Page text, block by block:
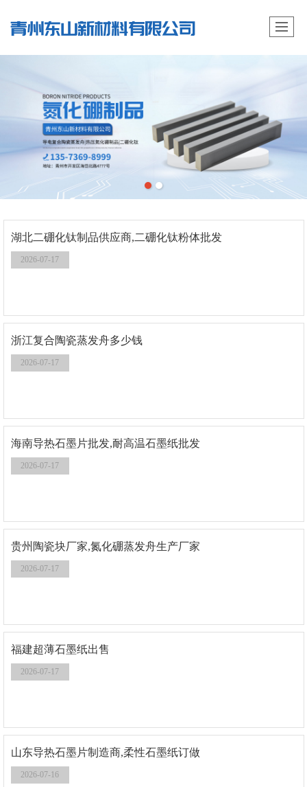
湖北二硼化钛制品供应商,二硼化钛粉体批发
2026-07-17
浙江复合陶瓷蒸发舟多少钱
2026-07-17
海南导热石墨片批发,耐高温石墨纸批发
2026-07-17
贵州陶瓷块厂家,氮化硼蒸发舟生产厂家
2026-07-17
福建超薄石墨纸出售
2026-07-17
山东导热石墨片制造商,柔性石墨纸订做
2026-07-16